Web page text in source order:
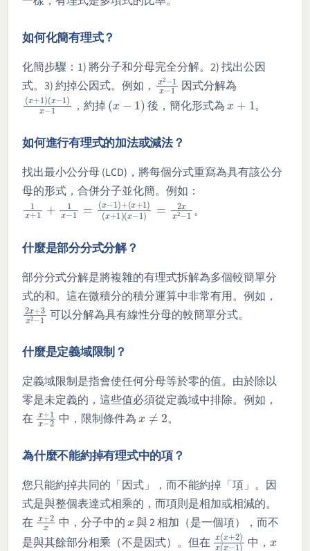
如何化簡有理式？
化簡步驟：1) 將分子和分母完全分解。2) 找出公因
式。3) 約掉公因式。例如， x2−1x−1
因式分解為
(x+1)
(x−1)x−1 ，約掉 (x 後，簡化形式為 。
如何進行有理式的加法或減法？
找出最小公分母 (LCD)，將每個分式重寫為具有該公分
母的形式，合併分子並化簡。例如：
x + − = ( 1)+(x+1)(x+
x− = x − 1 。
什麼是部分分式分解？
部分分式分解是將複雜的有理式拆解為多個較簡單分
式的和。這在微積分的積分運算中非常有用。例如，
2x+3x2−1
可以分解為具有線性分母的較簡單分式。
什麼是定義域限制？
定義域限制是指會使任何分母等於零的值。由於除以
零是未定義的，這些值必須從定義域中排除。例如，
在x+1x−2
中，限制條件為x≠2 。
為什麼不能約掉有理式中的項？
您只能約掉共同的「因式」，而不能約掉「項」。因
式是與整個表達式相乘的，而項則是相加或相減的。
在x+2x中，分子中的x 與 2 相加（是一個項），而不
是與其餘部分相乘（不是因式）。但在 x(x+2) (x
中，